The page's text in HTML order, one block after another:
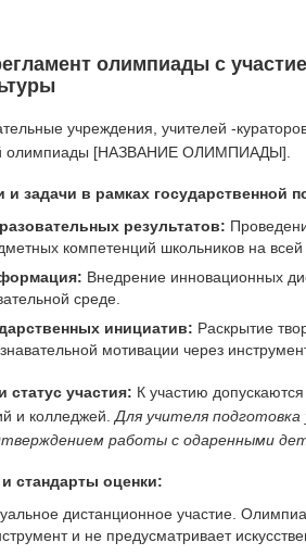
олимпиады с
учреждения, учителей -
олимпиады [НАЗВАНИЕ ОЛИМПИАДЫ].
и задачи в рамках государственной
результатов:
компетенций школьников на
Внедрение инновационных
среде.
инициатив: Раскрытие
мотивации через
статус участия: К участию
и колледжей. Для учителя
работы с одаренными
стандарты оценки:
дистанционное участие.
и не предусматривает